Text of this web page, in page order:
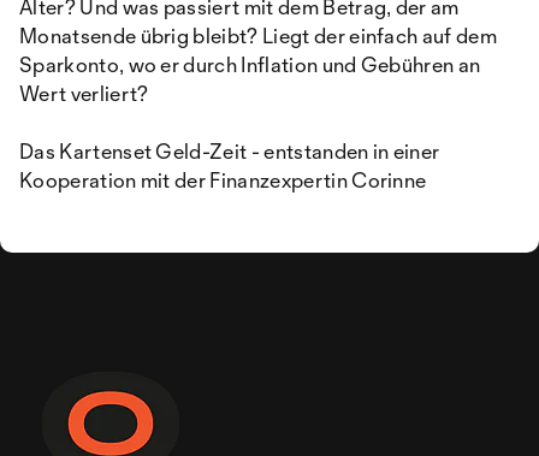
Alter? Und was pas­siert mit dem Betrag, der am
Monatsende übrig bleibt? Liegt der einfach auf dem
Sparkonto, wo er durch Inflation und Gebühren an
Wert verliert?
Das Kartenset Geld­-Zeit - entstanden in einer
Kooperation mit der Finanzexpertin Corinne